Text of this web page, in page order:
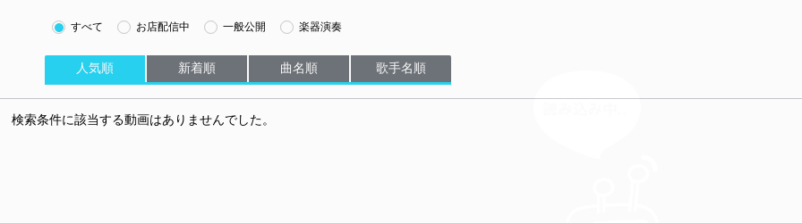
すべて お店配信中 一般公開 楽器演奏
人気順 新着順 曲名順 歌手名順
検索条件に該当する動画はありませんでした。